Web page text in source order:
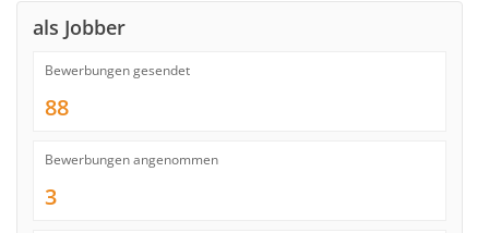
als Jobber
Bewerbungen gesendet
88
Bewerbungen angenommen
3